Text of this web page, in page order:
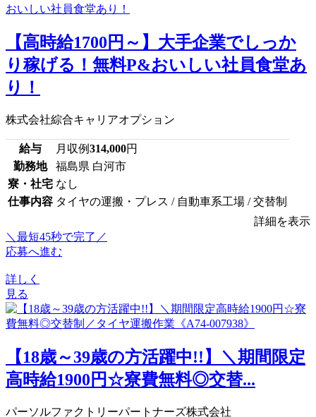
【高時給1700円～】大手企業でしっか
り稼げる！無料P&おいしい社員食堂あ
り！
株式会社綜合キャリアオプション
給与 月収例314,000円
勤務地
福島県 白河市
寮・社宅 なし
仕事内容 タイヤの運搬・プレス / 自動車系工場 / 交替制
詳細を表示
＼最短45秒で完了／
応募へ進む
詳しく
見る
【18歳～39歳の方活躍中!!】＼期間限定
高時給1900円☆寮費無料◎交替...
パーソルファクトリーパートナーズ株式会社